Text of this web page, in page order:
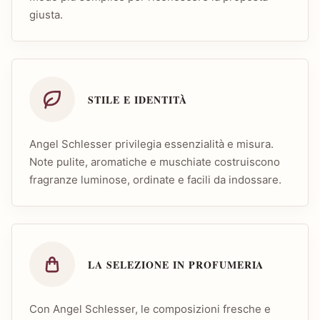
giusta.
STILE E IDENTITÀ
Angel Schlesser privilegia essenzialità e misura.
Note pulite, aromatiche e muschiate costruiscono
fragranze luminose, ordinate e facili da indossare.
LA SELEZIONE IN PROFUMERIA
Con Angel Schlesser, le composizioni fresche e